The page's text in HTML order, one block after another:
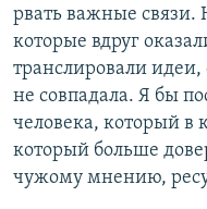
рвать важные связи.
которые вдруг
транслировали
не совпадала. Я бы
человека, который в
который больше
чужому мнению,